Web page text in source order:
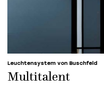
Leuchtensystem von Buschfeld
Multitalent